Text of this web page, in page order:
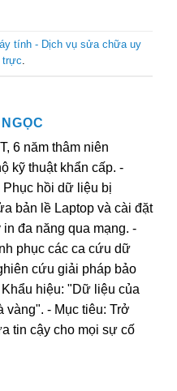
tính - Dịch vụ sửa chữa uy
trực.
6 năm thâm niên
kỹ thuật khẩn cấp. -
Phục hồi dữ liệu bị
bản lề Laptop và cài đặt
in đa năng qua mạng. -
phục các ca cứu dữ
cứu giải pháp bảo
hiệu: "Dữ liệu của
vàng". - Mục tiêu: Trở
tin cậy cho mọi sự cố